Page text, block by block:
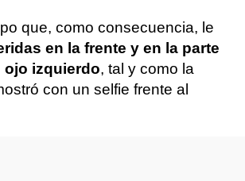
que, como consecuencia, le
en la frente y en la parte
ojo izquierdo, tal y como la
con un selfie frente al